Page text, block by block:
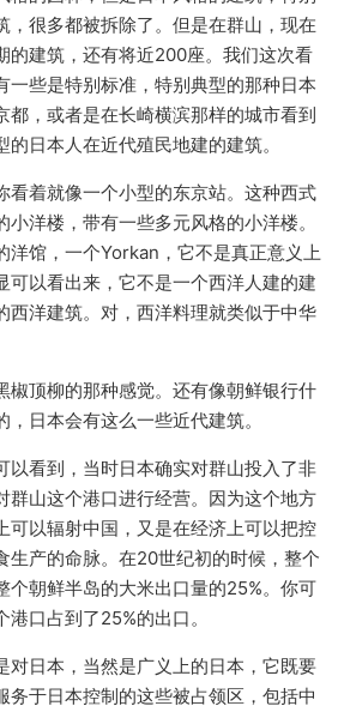
，很多都被拆除了。但是在群山，现在
的建筑，还有将近200座。我们这次看
一些是特别标准，特别典型的那种日本
都，或者是在长崎横滨那样的城市看到
日本人在近代殖民地建的建筑。
看着就像一个小型的东京站。这种西式
洋楼，带有一些多元风格的小洋楼。
洋馆，一个Yorkan，它不是真正意义上
可以看出来，它不是一个西洋人建的建
西洋建筑。对，西洋料理就类似于中华
椒顶柳的那种感觉。还有像朝鲜银行什
日本会有这么一些近代建筑。
以看到，当时日本确实对群山投入了非
群山这个港口进行经营。因为这个地方
可以辐射中国，又是在经济上可以把控
生产的命脉。在20世纪初的时候，整个
个朝鲜半岛的大米出口量的25%。你可
口占到了25%的出口。
对日本，当然是广义上的日本，它既要
务于日本控制的这些被占领区，包括中